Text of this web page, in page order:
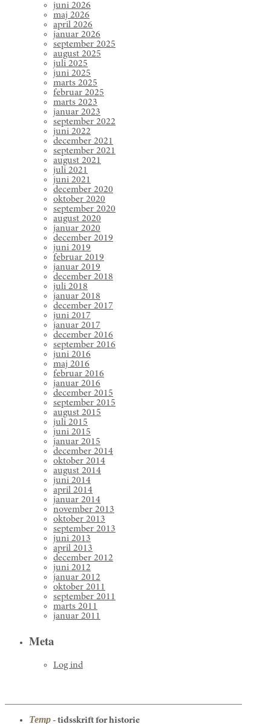
juni 2026
maj 2026
april 2026
januar 2026
september 2025
august 2025
juli 2025
juni 2025
marts 2025
februar 2025
marts 2023
januar 2023
september 2022
juni 2022
december 2021
september 2021
august 2021
juli 2021
juni 2021
december 2020
oktober 2020
september 2020
august 2020
januar 2020
december 2019
juni 2019
februar 2019
januar 2019
december 2018
juli 2018
januar 2018
december 2017
juni 2017
januar 2017
december 2016
september 2016
juni 2016
maj 2016
februar 2016
januar 2016
december 2015
september 2015
august 2015
juli 2015
juni 2015
januar 2015
december 2014
oktober 2014
august 2014
juni 2014
april 2014
januar 2014
november 2013
oktober 2013
september 2013
juni 2013
april 2013
december 2012
juni 2012
januar 2012
oktober 2011
september 2011
marts 2011
januar 2011
Meta
Log ind
Temp- tidsskrift for historie